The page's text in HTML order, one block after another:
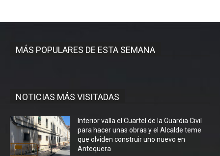
MÁS POPULARES DE ESTA SEMANA
NOTICIAS MÁS VISITADAS
Interior valla el Cuartel de la Guardia Civil
para hacer unas obras y el Alcalde teme
que olviden construir uno nuevo en
Antequera